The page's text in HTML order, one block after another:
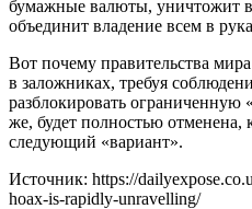
бумажные валюты, уничтожит
объединит владение всем в
Вот почему правительства
в заложниках, требуя
разблокировать ограниченную
же, будет полностью отменена,
следующий «вариант».
Источник: https://
hoax-is-rapidly-unravelling/